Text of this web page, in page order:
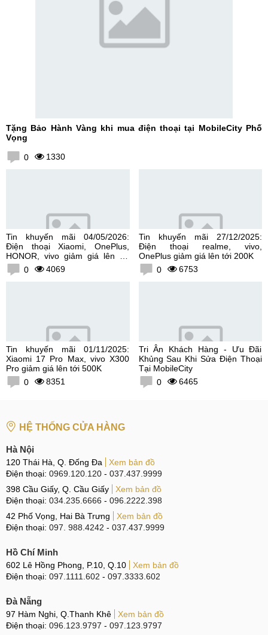
Tặng Bảo Hành Vàng khi mua điện thoại tại MobileCity Phố
Vọng
0 1330
Tin khuyến mãi 04/05/2026:
Điện thoại Xiaomi, OnePlus,
HONOR, vivo giảm giá lên tới
300K0 4069
Tin khuyến mãi 27/12/2025:
Điện thoại realme, vivo,
OnePlus giảm giá lên tới 200K
0
6753
Tin khuyến mãi 01/11/2025:
Xiaomi 17 Pro Max, vivo X300
Pro giảm giá lên tới 500K
0
8351
Tri Ân Khách Hàng - Ưu Đãi
Khủng Sau Khi Sửa Điện Thoại
Tại MobileCity
0
6465
HỆ THỐNG CỬA HÀNG
Hà Nội
120 Thái Hà, Q. Đống Đa
Xem bản đồ
Điện thoại: 0969.120.120 - 037.437.9999
398 Cầu Giấy, Q. Cầu Giấy
Xem bản đồ
Điện thoại: 034.235.6666 - 096.2222.398
42 Phố Vọng, Hai Bà Trưng
Xem bản đồ
Điện thoại: 097. 988.4242 - 037.437.9999
Hồ Chí Minh
602 Lê Hồng Phong, P.10, Q.10
Xem bản đồ
Điện thoại: 097.1111.602 - 097.3333.602
Đà Nẵng
97 Hàm Nghi, Q.Thanh Khê
Xem bản đồ
Điện thoại: 096.123.9797 - 097.123.9797